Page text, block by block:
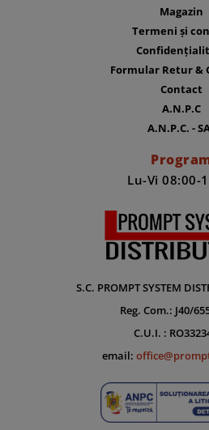
Magazin
Termeni și
Formular Retur &
Contact
A.N.P.C
A.N.P.C. -
Lu-Vi 08:00-
S.C. PROMPT SYSTEM
Reg. Com.: J40/
C.U.I. :
email: